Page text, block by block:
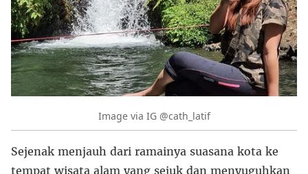
Image via IG @cath_latif
Sejenak menjauh dari ramainya suasana kota ke
tempat wisata alam yang sejuk dan menyuguhkan